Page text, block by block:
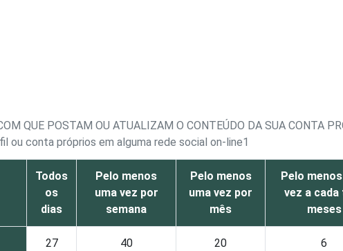
QUE POSTAM OU ATUALIZAM O CONTEÚDO DA SUA CONTA
conta próprios em alguma rede social on-line1
Todos
os
dias
Pelo menos
uma vez por
semana
Pelo menos
uma vez por
mês
Pelo
vez a
meses
27 40 20 6